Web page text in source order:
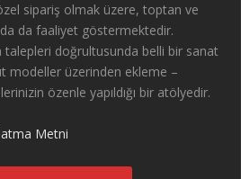
sipariş olmak üzere, toptan ve
da faaliyet göstermektedir.
doğrultusunda belli bir sanat
modeller üzerinden ekleme –
özenle yapıldığı bir atölyedir.
Metni